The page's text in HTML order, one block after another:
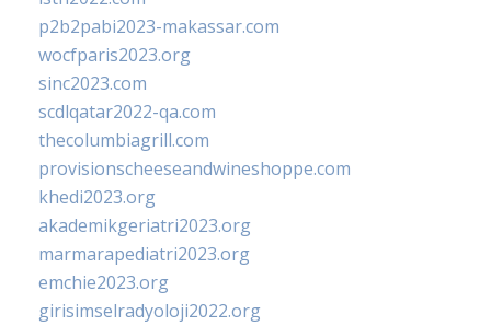
p2b2pabi2023-makassar.com
wocfparis2023.org
sinc2023.com
scdlqatar2022-qa.com
thecolumbiagrill.com
provisionscheeseandwineshoppe.com
khedi2023.org
akademikgeriatri2023.org
marmarapediatri2023.org
emchie2023.org
girisimselradyoloji2022.org